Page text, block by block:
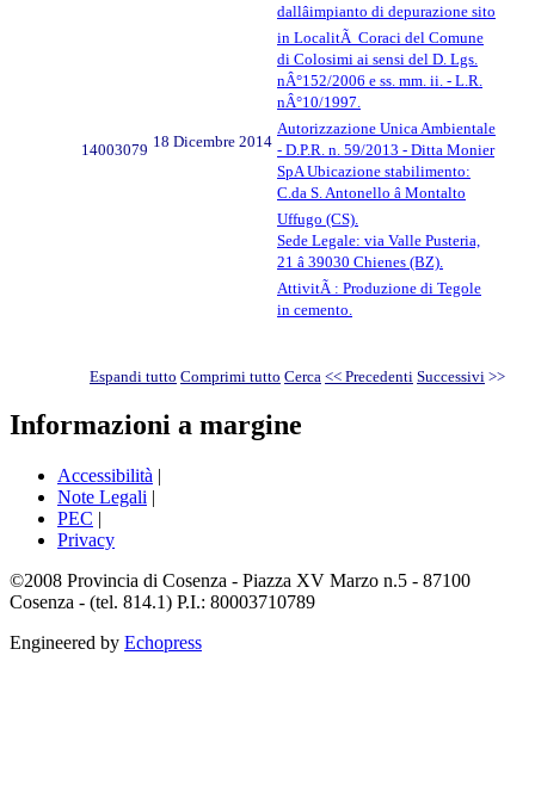
dallâimpianto di depurazione sito
in LocalitÃ Coraci del Comune
di Colosimi ai sensi del D. Lgs.
nÂ°152/2006 e ss. mm. ii. - L.R.
nÂ°10/1997.
14003079 18 Dicembre 2014
Autorizzazione Unica Ambientale
- D.P.R. n. 59/2013 - Ditta Monier
SpA Ubicazione stabilimento:
C.da S. Antonello â Montalto
Uffugo (CS).
Sede Legale: via Valle Pusteria,
21 â 39030 Chienes (BZ).
AttivitÃ : Produzione di Tegole
in cemento.
Espandi tutto Comprimi tutto Cerca << Precedenti Successivi >>
Informazioni a margine
Accessibilità |
Note Legali |
PEC |
Privacy
©2008 Provincia di Cosenza - Piazza XV Marzo n.5 - 87100
Cosenza - (tel. 814.1) P.I.: 80003710789
Engineered by Echopress